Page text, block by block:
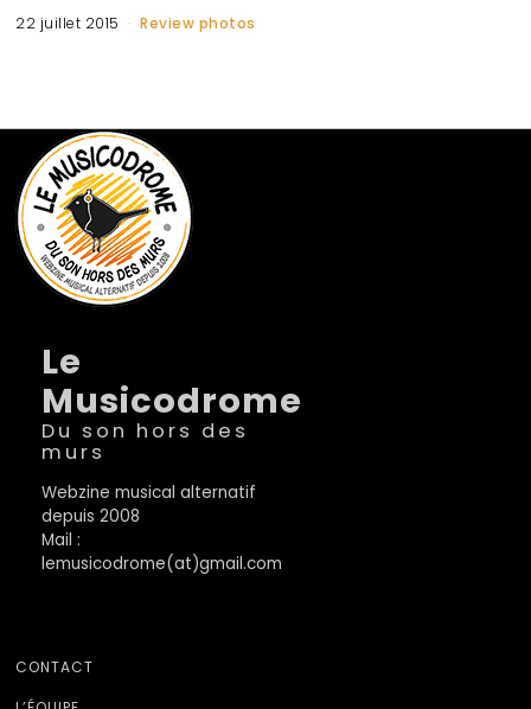
22 juillet 2015 Review photos
Le
Musicodrome
Du son hors des
murs
Webzine musical alternatif
depuis 2008
Mail :
lemusicodrome(at)gmail.com
CONTACT